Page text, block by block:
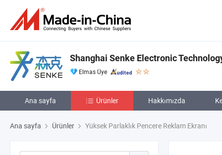
Shanghai Senke Electronic
Elmas Üye
Ana sayfa Ürünler Hakkımızda
Ana sayfa Ürünler Yüksek Parlaklık Pencere Reklam Ekranı